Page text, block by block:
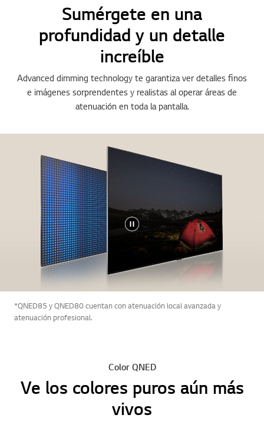
Sumérgete en una
profundidad y un detalle
increíble
Advanced dimming technology te garantiza ver detalles finos
e imágenes sorprendentes y realistas al operar áreas de
atenuación en toda la pantalla.
*QNED85 y QNED80 cuentan con atenuación local avanzada y
atenuación profesional.
Color QNED
Ve los colores puros aún más
vivos